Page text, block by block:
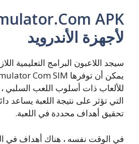
APK
لأجهزة الأندرويد
سيجد اللاعبون البرامج التعليمية
للألعاب ذات أسلوب اللعب السلبي
التي تؤثر على نتيجة اللعبة يساعد
تحقيق أهداف محددة في اللعبة.
في الوقت نفسه ، هناك أهداف في